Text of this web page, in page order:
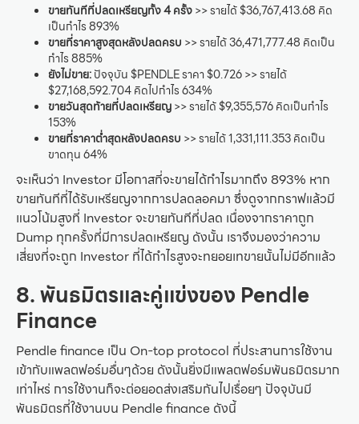
ขายทันทีที่ปลดเหรียญทั้ง 4 ครั้ง>> รายได้ $36,767,413.68 คิด
เป็นกำไร 893%
ขายที่ราคาสูงสุดหลังปลดครบ >> รายได้ 36,471,777.48 คิดเป็น
กำไร 885%
ยังไม่ขาย:ปัจจุบัน $PENDLE ราคา $0.726 >> รายได้
$27,168,592.704 คิดไปกำไร 634%
ขายวันสุดท้ายที่ปลดเหรียญ>> รายได้ $9,355,576 คิดเป็นกำไร
153%
ขายที่ราคาต่ำสุดหลังปลดครบ >> รายได้ 1,331,111.353 คิดเป็น
ขาดทุน 64%
จะเห็นว่า Investor มีโอกาสที่จะขายได้กำไรมากถึง 893% หาก
ขายทันทีที่ได้รับเหรียญจากการปลดลอคมา ซึ่งดูจากกราฟแล้วมี
แนวโน้มสูงที่ Investor จะขายทันทีที่ปลด เนื่องจากราคาถูก
Dump ทุกครั้งที่มีการปลดเหรียญ ดังนั้น เราจึงมองว่าความ
เสี่ยงที่จะถูก Investor ที่ได้กำไรสูงจะทยอยเทขายนั้นไม่มีอีกแล้ว
8. พันธมิตรและคู่แข่งของ Pendle
Finance
Pendle finance เป็น On-top protocol ที่ประสานการใช้งาน
เข้ากับแพลตฟอร์มอื่นๆด้วย ดังนั้นยิ่งมีแพลตฟอร์มพันธมิตรมาก
เท่าไหร่ การใช้งานก็จะต่อยอดส่งเสริมกันไปเรื่อยๆ ปัจจุบันมี
พันธมิตรที่ใช้งานบน Pendle finance ดังนี้